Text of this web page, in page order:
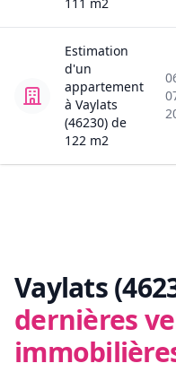
111 m2
Estimation
d'un
appartement
à Vaylats
(46230) de
122 m2
Vaylats
dernières